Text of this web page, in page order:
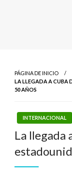
PÁGINA DE INICIO
LA LLEGADA A CUBA
50 AÑOS
INTERNACIONAL
La llegada